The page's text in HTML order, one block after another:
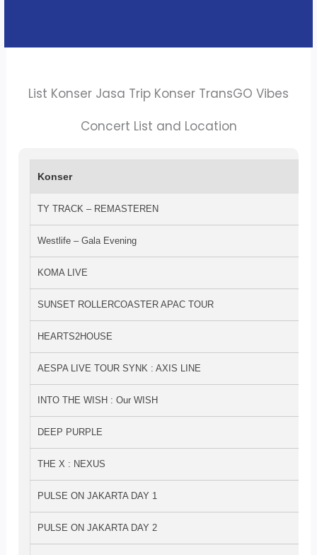
List Konser Jasa Trip Konser TransGO Vibes
Concert List and Location
Konser
TY TRACK – REMASTEREN
Westlife – Gala Evening
KOMA LIVE
SUNSET ROLLERCOASTER APAC TOUR
HEARTS2HOUSE
AESPA LIVE TOUR SYNK : AXIS LINE
INTO THE WISH : Our WISH
DEEP PURPLE
THE X : NEXUS
PULSE ON JAKARTA DAY 1
PULSE ON JAKARTA DAY 2